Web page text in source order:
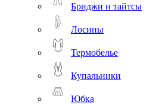
Бриджи и тайтсы
Лосины
Термобелье
Купальники
Юбка